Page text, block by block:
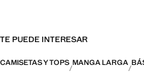
TE PUEDE INTERESAR
CAMISETAS Y TOPS MANGA LARGA